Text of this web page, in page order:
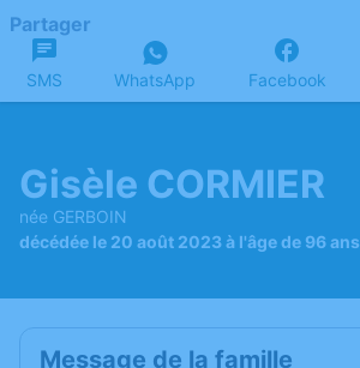
Partager
SMS WhatsApp Facebook
Gisèle CORMIER
née GERBOIN
décédée le 20 août 2023 à l'âge de 96 ans
Message de la famille